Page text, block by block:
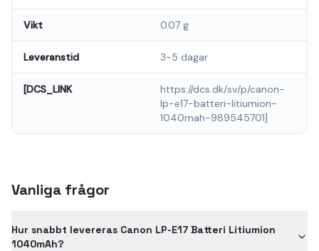
Vikt 0.07 g
Leveranstid 3-5 dagar
[DCS_LINK
https://dcs.dk/sv/p/canon-
lp-e17-batteri-litiumion-
1040mah-989545701]
Vanliga frågor
Hur snabbt levereras Canon LP-E17 Batteri Litiumion
1040mAh?